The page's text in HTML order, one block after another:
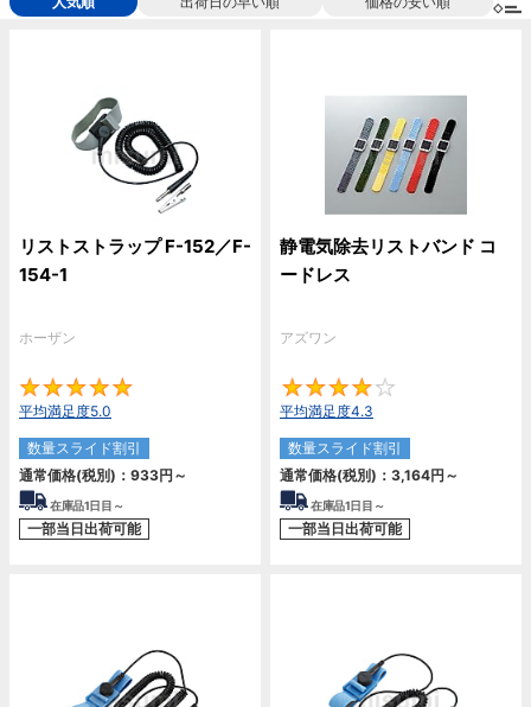
素材を使用したタイプ、ソフトなバンド式のタイプ、コードレス
リストストラップ F-152／F-
154-1
ホーザン
平均満足度5.0
数量スライド割引
通常価格(税別)： 933円 ～
在庫品1日目～
一部当日出荷可能
静電気除去リストバンド コ
ードレス
アズワン
平均満足度4.3
数量スライド割引
通常価格(税別)： 3,164円 ～
在庫品1日目～
一部当日出荷可能